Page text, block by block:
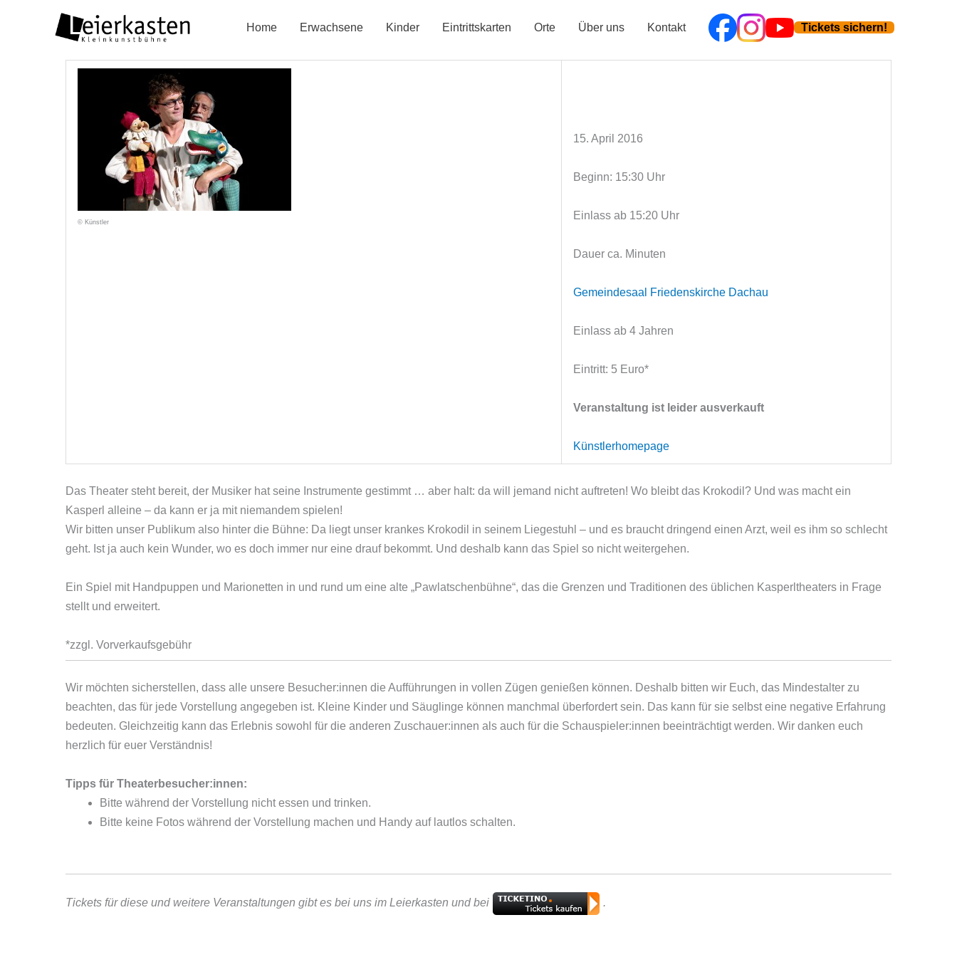
Home Erwachsene Kinder Eintrittskarten Orte Über uns Kontakt Tickets sichern!
© Künstler
15. April 2016
Beginn: 15:30 Uhr
Einlass ab 15:20 Uhr
Dauer ca. Minuten
Gemeindesaal Friedenskirche Dachau
Einlass ab 4 Jahren
Eintritt: 5 Euro*
Veranstaltung ist leider ausverkauft
Künstlerhomepage
Das Theater steht bereit, der Musiker hat seine Instrumente gestimmt … aber halt: da will jemand nicht auftreten! Wo bleibt das Krokodil? Und was macht ein
Kasperl alleine – da kann er ja mit niemandem spielen!
Wir bitten unser Publikum also hinter die Bühne: Da liegt unser krankes Krokodil in seinem Liegestuhl – und es braucht dringend einen Arzt, weil es ihm so schlecht
geht. Ist ja auch kein Wunder, wo es doch immer nur eine drauf bekommt. Und deshalb kann das Spiel so nicht weitergehen.
Ein Spiel mit Handpuppen und Marionetten in und rund um eine alte „Pawlatschenbühne“, das die Grenzen und Tradi­tionen des üblichen Kasperltheaters in Frage
stellt und erweitert.
*zzgl. Vorverkaufsgebühr
Wir möchten sicherstellen, dass alle unsere Besucher:innen die Aufführungen in vollen Zügen genießen können. Deshalb bitten wir Euch, das Mindestalter zu
beachten, das für jede Vorstellung angegeben ist. Kleine Kinder und Säuglinge können manchmal überfordert sein. Das kann für sie selbst eine negative Erfahrung
bedeuten. Gleichzeitig kann das Erlebnis sowohl für die anderen Zuschauer:innen als auch für die Schauspieler:innen beeinträchtigt werden. Wir danken euch
herzlich für euer Verständnis!
Tipps für Theaterbesucher:innen:
Bitte während der Vorstellung nicht essen und trinken.
Bitte keine Fotos während der Vorstellung machen und Handy auf lautlos schalten.
Tickets für diese und weitere Veranstaltungen gibt es bei uns im Leierkasten und bei .